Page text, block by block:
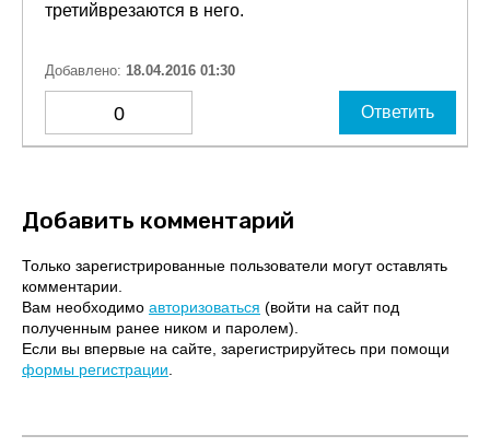
третийврезаются в него.
Добавлено: 18.04.2016 01:30
0 Ответить
Добавить комментарий
Только зарегистрированные пользователи могут оставлять
комментарии.
Вам необходимо авторизоваться (войти на сайт под
полученным ранее ником и паролем).
Если вы впервые на сайте, зарегистрируйтесь при помощи
формы регистрации